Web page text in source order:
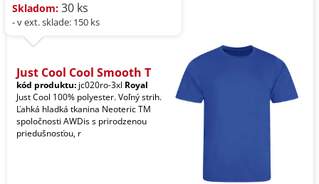
Skladom: 30 ks
- v ext. sklade: 150 ks
Just Cool Cool Smooth T
kód produktu: jc020ro-3xl Royal
Just Cool 100% polyester. Voľný strih.
Ľahká hladká tkanina Neoteric TM
spoločnosti AWDis s prirodzenou
priedušnosťou, r